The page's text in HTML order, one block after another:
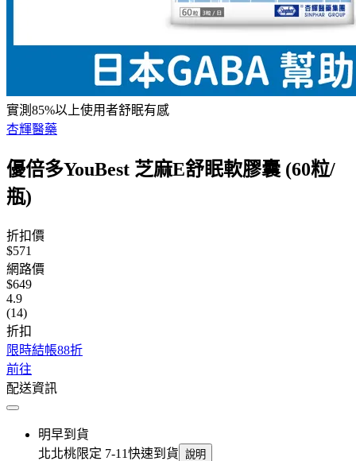
實測85%以上使用者舒眠有感
杏輝醫藥
優倍多YouBest 芝麻E舒眠軟膠囊 (60粒/
瓶)
折扣價
$571
網路價
$649
4.9
(14)
折扣
限時結帳88折
前往
配送資訊
明早到貨
北北桃限定 7-11快速到貨 說明